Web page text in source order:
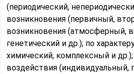
(периодический,
возникновения (первичный,
возникновения (атмосферный,
генетический и др.); по
химический, комплексный и
воздействия (индивидуальный,